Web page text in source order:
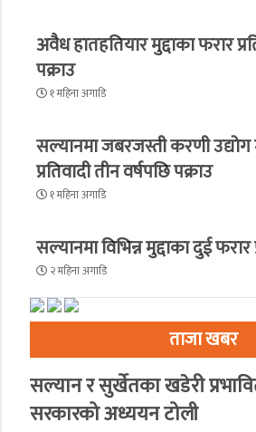
अवैध हातहतियार मुद्दाका फरार
पक्राउ
१ महिना अगाडि
सल्यानमा जबरजस्ती करणी उद्योग
प्रतिवादी तीन वर्षपछि पक्राउ
१ महिना अगाडि
सल्यानमा विभिन्न मुद्दाका दुई फरार
२ महिना अगाडि
ताजा खबर
सल्यान र सुर्खेतका खडेरी
सरकारको अध्ययन टोली